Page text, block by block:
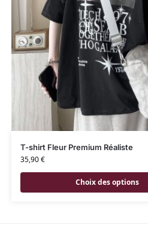
T-shirt Fleur Premium Réaliste
35,90€
Choix des options